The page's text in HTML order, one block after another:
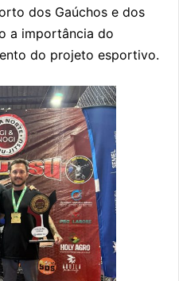
dos Gaúchos e dos
a importância do
do projeto esportivo.